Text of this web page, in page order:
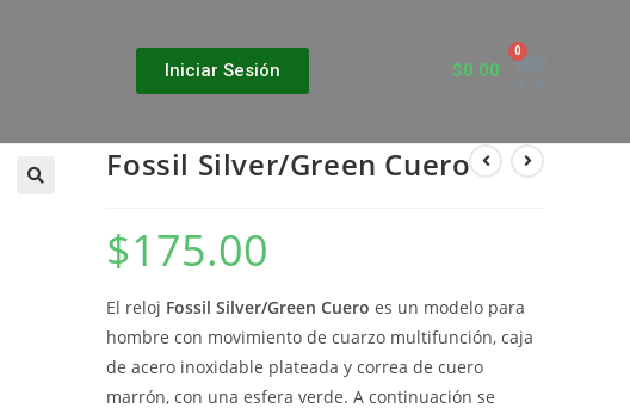
Iniciar Sesión $0.00
Fossil Silver/Green Cuero
$175.00
El reloj Fossil Silver/Green Cuero es un modelo para
hombre con movimiento de cuarzo multifunción, caja
de acero inoxidable plateada y correa de cuero
marrón, con una esfera verde. A continuación se